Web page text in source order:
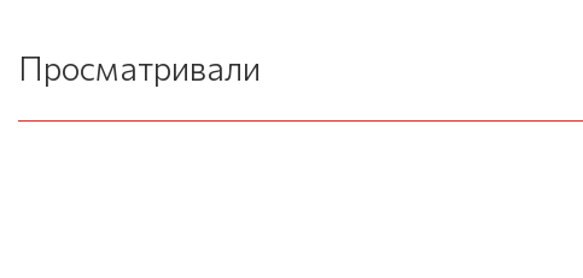
Просматривали